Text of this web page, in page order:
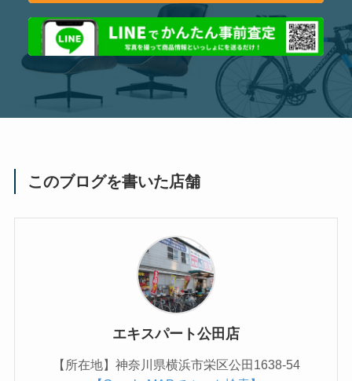
このブログを書いた店舗
エキスパート公田店
【所在地】神奈川県横浜市栄区公田1638-54